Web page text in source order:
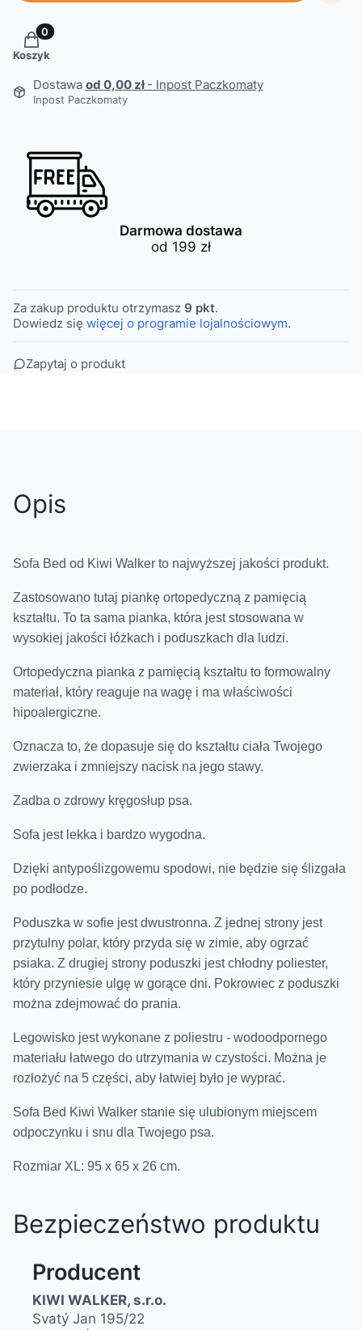
Produkty w koszyku: 0. Zobacz szczegóły
Koszyk
Dostawa od 0,00 zł- Inpost Paczkomaty
Inpost Paczkomaty
Darmowa dostawa
od 199 zł
Za zakup produktu otrzymasz 9 pkt.
Dowiedz się więcej o programie lojalnościowym.
Zapytaj o produkt
Opis
Sofa Bed od Kiwi Walker to najwyższej jakości produkt.
Zastosowano tutaj piankę ortopedyczną z pamięcią
kształtu. To ta sama pianka, która jest stosowana w
wysokiej jakości łóżkach i poduszkach dla ludzi.
Ortopedyczna pianka z pamięcią kształtu to formowalny
materiał, który reaguje na wagę i ma właściwości
hipoalergiczne.
Oznacza to, że dopasuje się do kształtu ciała Twojego
zwierzaka i zmniejszy nacisk na jego stawy.
Zadba o zdrowy kręgosłup psa.
Sofa jest lekka i bardzo wygodna.
Dzięki antypoślizgowemu spodowi, nie będzie się ślizgała
po podłodze.
Poduszka w sofie jest dwustronna. Z jednej strony jest
przytulny polar, który przyda się w zimie, aby ogrzać
psiaka. Z drugiej strony poduszki jest chłodny poliester,
który przyniesie ulgę w gorące dni. Pokrowiec z poduszki
można zdejmować do prania.
Legowisko jest wykonane z poliestru - wodoodpornego
materiału łatwego do utrzymania w czystości. Można je
rozłożyć na 5 części, aby łatwiej było je wyprać.
Sofa Bed Kiwi Walker stanie się ulubionym miejscem
odpoczynku i snu dla Twojego psa.
Rozmiar XL: 95 x 65 x 26 cm.
Bezpieczeństwo produktu
Producent
KIWI WALKER, s.r.o.
Svatý Jan 195/22